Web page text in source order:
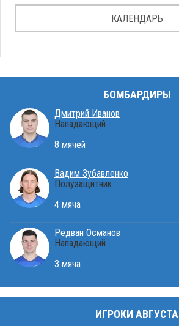
КАЛЕНДАРЬ
БОМБАРДИРЫ
Дмитрий Иванов
Нападающий
8 мячей
Вадим Зубавленко
Полузащитник
4 мяча
Редван Османов
Нападающий
3 мяча
ИГРОКИ АВГУСТА